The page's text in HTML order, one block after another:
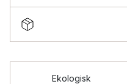
Ekologisk